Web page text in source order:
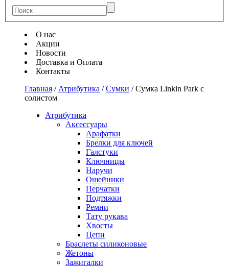
О нас
Акции
Новости
Доставка и Оплата
Контакты
Главная / Атрибутика /Сумки /Сумка Linkin Park с
солистом
Атрибутика
Аксессуары
Арафатки
Брелки для ключей
Галстуки
Ключницы
Наручи
Ошейники
Перчатки
Подтяжки
Ремни
Тату рукава
Хвосты
Цепи
Браслеты силиконовые
Жетоны
Зажигалки